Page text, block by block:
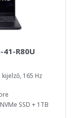
R80U
kijelző, 165 Hz
SSD + 1TB